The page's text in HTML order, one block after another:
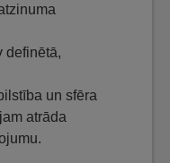
definētā,
un sfēra
atrāda